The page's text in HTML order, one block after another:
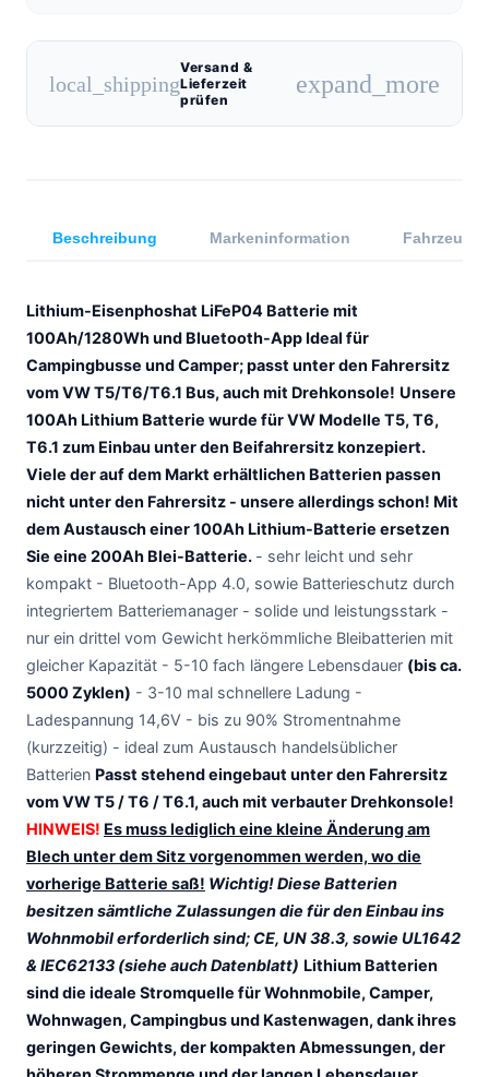
local_shipping
Versand &
Lieferzeit
prüfen
expand_more
Beschreibung Markeninformation
Lithium-Eisenphoshat LiFeP04 Batterie mit
100Ah/1280Wh und Bluetooth-App Ideal für
Campingbusse und Camper; passt unter den Fahrersitz
vom VW T5/T6/T6.1 Bus, auch mit Drehkonsole! Unsere
100Ah Lithium Batterie wurde für VW Modelle T5, T6,
T6.1 zum Einbau unter den Beifahrersitz konzepiert.
Viele der auf dem Markt erhältlichen Batterien passen
nicht unter den Fahrersitz - unsere allerdings schon! Mit
dem Austausch einer 100Ah Lithium-Batterie ersetzen
Sie eine 200Ah Blei-Batterie. - sehr leicht und sehr
kompakt - Bluetooth-App 4.0, sowie Batterieschutz durch
integriertem Batteriemanager - solide und leistungsstark -
nur ein drittel vom Gewicht herkömmliche Bleibatterien mit
gleicher Kapazität - 5-10 fach längere Lebensdauer (bis ca.
5000 Zyklen) - 3-10 mal schnellere Ladung -
Ladespannung 14,6V - bis zu 90% Stromentnahme
(kurzzeitig) - ideal zum Austausch handelsüblicher
Batterien Passt stehend eingebaut unter den Fahrersitz
vom VW T5 / T6 / T6.1, auch mit verbauter Drehkonsole!
HINWEIS! Es muss lediglich eine kleine Änderung am
Blech unter dem Sitz vorgenommen werden, wo die
vorherige Batterie saß! Wichtig! Diese Batterien
besitzen sämtliche Zulassungen die für den Einbau ins
Wohnmobil erforderlich sind; CE, UN 38.3, sowie UL1642
& IEC62133 (siehe auch Datenblatt) Lithium Batterien
sind die ideale Stromquelle für Wohnmobile, Camper,
Wohnwagen, Campingbus und Kastenwagen, dank ihres
geringen Gewichts, der kompakten Abmessungen, der